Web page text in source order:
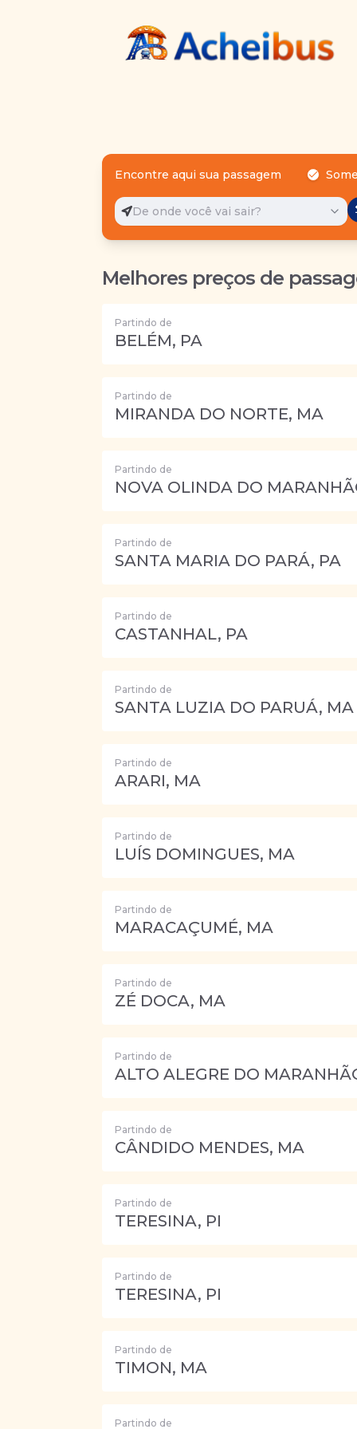
Encontre aqui sua passagem
De onde você vai sair?
Melhores preços de
Partindo de
BELÉM, PA
Partindo de
MIRANDA DO NORTE, MA
Partindo de
NOVA OLINDA DO
Partindo de
SANTA MARIA DO PARÁ, PA
Partindo de
CASTANHAL, PA
Partindo de
SANTA LUZIA DO PARUÁ, MA
Partindo de
ARARI, MA
Partindo de
LUÍS DOMINGUES, MA
Partindo de
MARACAÇUMÉ, MA
Partindo de
ZÉ DOCA, MA
Partindo de
ALTO ALEGRE DO
Partindo de
CÂNDIDO MENDES, MA
Partindo de
TERESINA, PI
Partindo de
TERESINA, PI
Partindo de
TIMON, MA
Partindo de